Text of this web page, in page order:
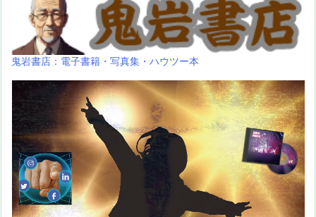
鬼岩書店：電子書籍・写真集・ハウツー本